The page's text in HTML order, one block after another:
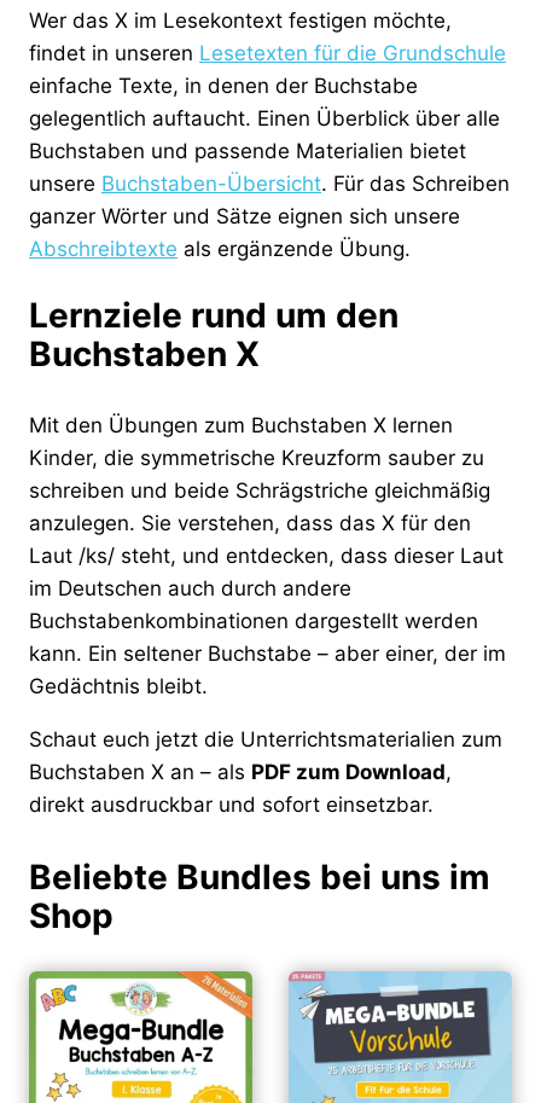
Wer das X im Lesekontext festigen möchte,
findet in unseren Lesetexten für die Grundschule
einfache Texte, in denen der Buchstabe
gelegentlich auftaucht. Einen Überblick über alle
Buchstaben und passende Materialien bietet
unsere Buchstaben-Übersicht. Für das Schreiben
ganzer Wörter und Sätze eignen sich unsere
Abschreibtexte als ergänzende Übung.
Lernziele rund um den
Buchstaben X
Mit den Übungen zum Buchstaben X lernen
Kinder, die symmetrische Kreuzform sauber zu
schreiben und beide Schrägstriche gleichmäßig
anzulegen. Sie verstehen, dass das X für den
Laut /ks/ steht, und entdecken, dass dieser Laut
im Deutschen auch durch andere
Buchstabenkombinationen dargestellt werden
kann. Ein seltener Buchstabe – aber einer, der im
Gedächtnis bleibt.
Schaut euch jetzt die Unterrichtsmaterialien zum
Buchstaben X an – als PDF zum Download,
direkt ausdruckbar und sofort einsetzbar.
Beliebte Bundles bei uns im
Shop